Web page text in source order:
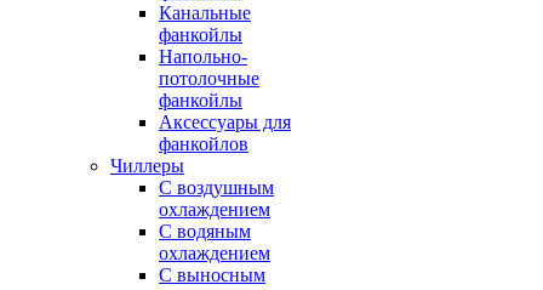
Канальные
фанкойлы
Напольно-
потолочные
фанкойлы
Аксессуары для
фанкойлов
Чиллеры
С воздушным
охлаждением
С водяным
охлаждением
С выносным